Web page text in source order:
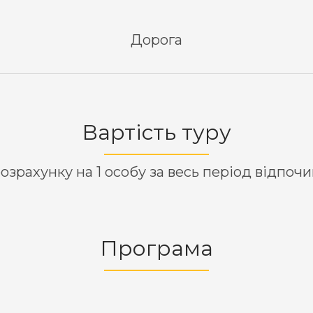
Дорога
Вартість туру
на 1 особу за весь період
Програма